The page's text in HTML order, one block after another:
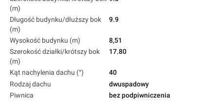
(m)
Długość budynku/dłuższy bok
(m)
9.9
Wysokość budynku (m)
8,51
Szerokość działki/krótszy bok
(m)
17.80
Kąt nachylenia dachu (°)
40
Rodzaj dachu
dwuspadowy
Piwnica
bez podpiwniczenia